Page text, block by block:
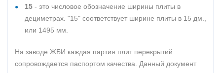
15 - это числовое обозначение ширины плиты в
дециметрах. "15" соответствует ширине плиты в 15 дм.,
или 1495 мм.
На заводе ЖБИ каждая партия плит перекрытий
сопровождается паспортом качества. Данный документ